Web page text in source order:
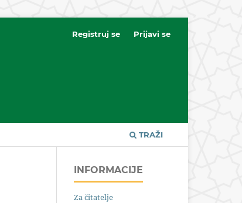
TRAŽI
Registruj se Prijavi se
INFORMACIJE
Za čitatelje